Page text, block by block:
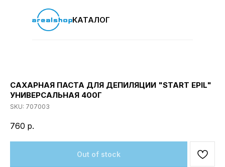
КАТАЛОГ
САХАРНАЯ ПАСТА ДЛЯ ДЕПИЛЯЦИИ "START EPIL"
УНИВЕРСАЛЬНАЯ 400Г
SKU: 707003
760 р.
Out of stock